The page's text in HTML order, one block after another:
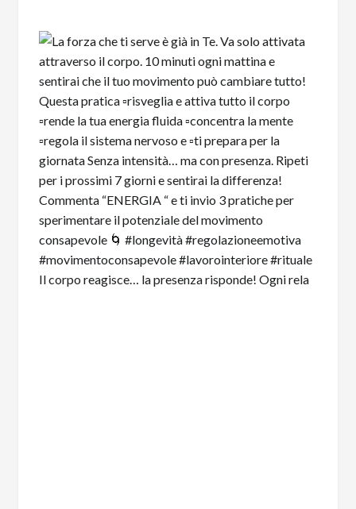
Il corpo reagisce… la presenza risponde! Ogni rela